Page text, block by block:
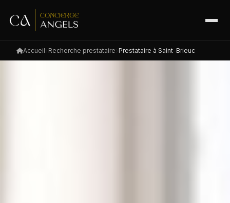
Accueil Recherche prestataire Prestataire à Saint-Brieuc